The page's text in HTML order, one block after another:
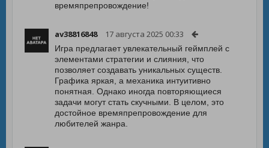
времяпрепровождение!
av38816848 17 августа 2025 00:33
Игра предлагает увлекательный геймплей с
элементами стратегии и слияния, что
позволяет создавать уникальных существ.
Графика яркая, а механика интуитивно
понятная. Однако иногда повторяющиеся
задачи могут стать скучными. В целом, это
достойное времяпрепровождение для
любителей жанра.